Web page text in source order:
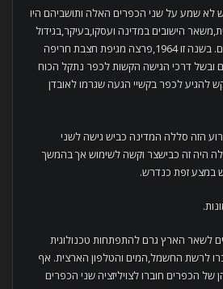
איש לא שמע על שני הכפרים האלה ותושביהם היו
הישובים במדינה ועסקו,בעיקר,בגידול
טבק למחייתם. בשנה זו 1964,פרצה מגיפת חצבת חריפה
ובשל דרכי הגישה הקשות לכפר נתקל הכוח
להגיע לכפר בקשיי הגעה שגרמו לאובדן
הזה סללה המדינה כביש גישה לשני
היה זה כבישצר וקשה לשימוש אך בהמשך
במצע זפת כנדרש.
לשאר הארץ גרם להתפתחות טכנולוגית
לרשת החשמל,המים והטלפון הארצית. אף
של הכפרים חוברו לצויליזציה שני הכפרים